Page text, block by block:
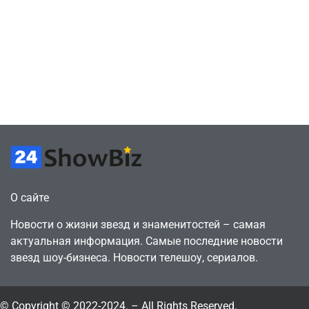
О сайте
Новости о жизни звезд и знаменитостей – самая
актуальная информация. Самые последние новости
звезд шоу-бизнеса. Новости телешоу, сериалов.
© Copyright © 2022-2024. – All Rights Reserved.